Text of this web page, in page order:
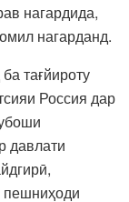
нагардида,
нагарданд.
тағйироту
Россия дар
давлати
пешниҳоди